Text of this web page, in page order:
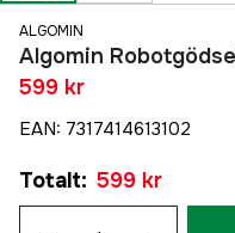
ALGOMIN
Algomin
599 kr
EAN: 7317414613102
Totalt: 599 kr